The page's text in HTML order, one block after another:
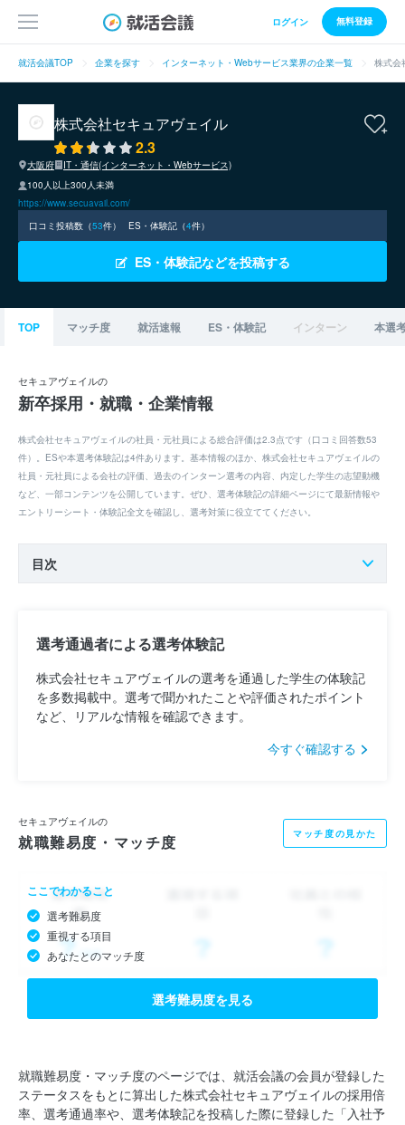
ログイン 無料登録
就活会議TOP 企業を探す インターネット・Webサービス業界の企業一覧 株式会
株式会社セキュアヴェイル
2.3
大阪府
IT・通信(インターネット・Webサービス)
100人以上300人未満
https://www.secuavail.com/
口コミ投稿数（53件） ES・体験記（4件）
ES・体験記などを投稿する
TOP マッチ度 就活速報 ES・体験記 インターン 本選
セキュアヴェイルの
新卒採用・就職・企業情報
株式会社セキュアヴェイルの社員・元社員による総合評価は2.3点です（口コミ回答数53
件）。ESや本選考体験記は4件あります。基本情報のほか、株式会社セキュアヴェイルの
社員・元社員による会社の評価、過去のインターン選考の内容、内定した学生の志望動機
など、一部コンテンツを公開しています。ぜひ、選考体験記の詳細ページにて最新情報や
エントリーシート・体験記全文を確認し、選考対策に役立ててください。
目次
選考通過者による選考体験記
株式会社セキュアヴェイルの選考を通過した学生の体験記
を多数掲載中。選考で聞かれたことや評価されたポイント
など、リアルな情報を確認できます。
今すぐ確認する
セキュアヴェイルの
就職難易度・マッチ度 マッチ度の見かた
ここでわかること
選考難易度
重視する項目
あなたとのマッチ度
選考難易度を見る
就職難易度・マッチ度のページでは、就活会議の会員が登録した
ステータスをもとに算出した株式会社セキュアヴェイルの採用倍
率、選考通過率や、選考体験記を投稿した際に登録した「入社予